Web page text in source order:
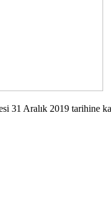
Aralık 2019 tarihine